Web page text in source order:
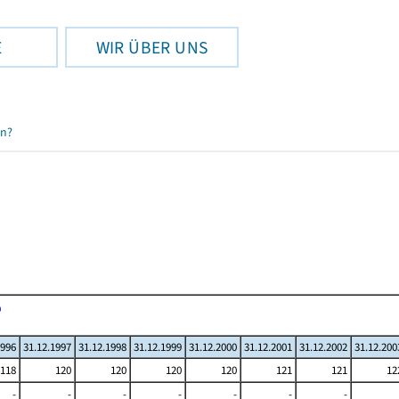
WIR ÜBER UNS
31.12.1997 31.12.1998 31.12.1999 31.12.2000 31.12.2001 31.12.2002
118 120 120 120 120 121 121
- - - - - -
-